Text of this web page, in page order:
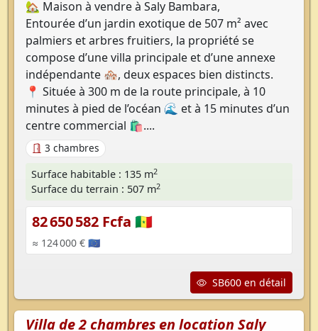
🏡 Maison à vendre à Saly Bambara,
Entourée d’un jardin exotique de 507 m² avec
palmiers et arbres fruitiers, la propriété se
compose d’une villa principale et d’une annexe
indépendante 🏘️, deux espaces bien distincts.
📍 Située à 300 m de la route principale, à 10
minutes à pied de l’océan 🌊 et à 15 minutes d’un
centre commercial 🛍️....
3 chambres
Surface habitable : 135 m2
Surface du terrain : 507 m2
82 650 582 Fcfa 🇸🇳
≈ 124 000 € 🇪🇺
SB600 en détail
Villa de 2 chambres en location Saly